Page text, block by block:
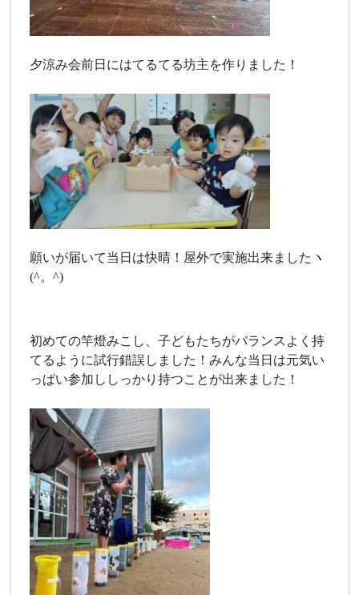
夕涼み会前日にはてるてる坊主を作りました！
願いが届いて当日は快晴！屋外で実施出来ましたヽ
(^。^)
初めての竿燈みこし、子どもたちがバランスよく持
てるように試行錯誤しました！みんな当日は元気い
っぱい参加ししっかり持つことが出来ました！